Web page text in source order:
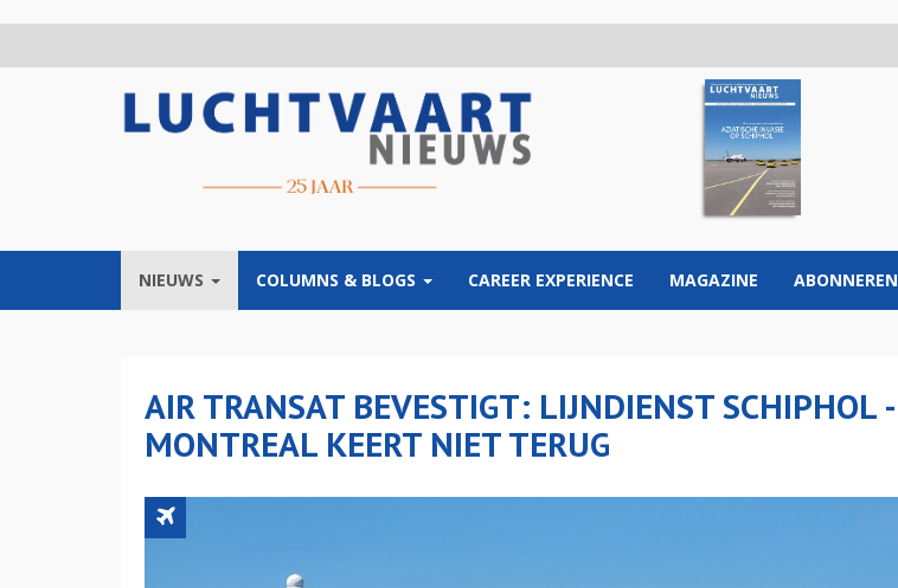
NIEUWS COLUMNS & BLOGS CAREER EXPERIENCE MAGAZINE ABONNEREN
AIR TRANSAT BEVESTIGT: LIJNDIENST SCHIPHOL -
MONTREAL KEERT NIET TERUG